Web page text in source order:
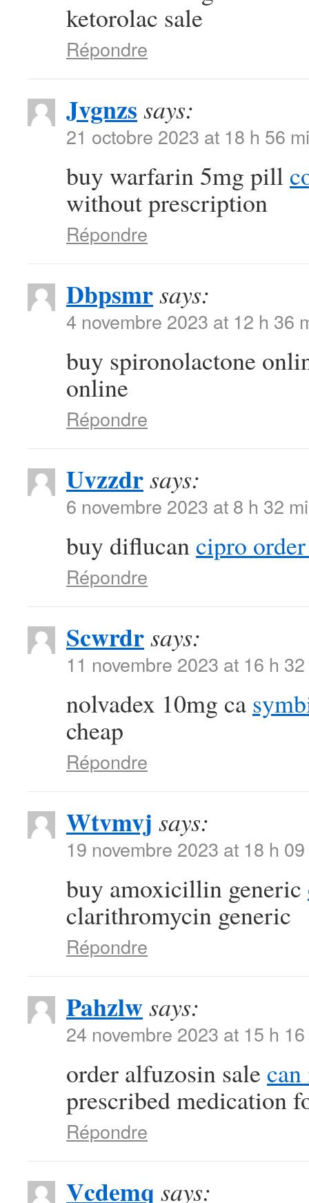
ketorolac sale
Répondre
Jvgnzs says:
21 octobre 2023 at 18 h 56
buy warfarin 5mg pill
without prescription
Répondre
Dbpsmrsays:
4 novembre 2023 at 12 h 36
buy spironolactone
online
Répondre
Uvzzdrsays:
6 novembre 2023 at 8 h 32
buy diflucan cipro
Répondre
Scwrdrsays:
11 novembre 2023 at 16 h
nolvadex 10mg ca
cheap
Répondre
Wtvmvj says:
19 novembre 2023 at 18 h
buy amoxicillin generic
clarithromycin generic
Répondre
Pahzlwsays:
24 novembre 2023 at 15 h
order alfuzosin sale
prescribed medication
Répondre
Vcdemq says: